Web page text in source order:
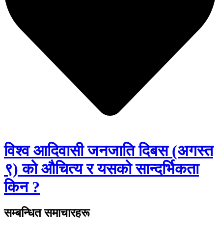
विश्व आदिवासी जनजाति दिबस (अगस्त
९) को औचित्य र यसको सान्दर्भिकता
किन ?
सम्बन्धित समाचारहरू